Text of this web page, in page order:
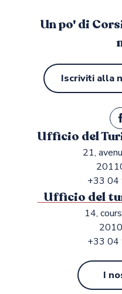
Un po' di
Iscriviti alla
Ufficio del
21,
+33 04
Ufficio del
14,
+33 04
I